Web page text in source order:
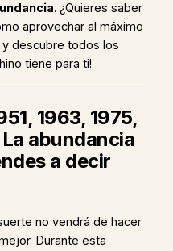
. ¿Quieres saber
aprovechar al máximo
y descubre todos los
tiene para ti!
1963, 1975,
La abundancia
a decir
no vendrá de hacer
Durante esta